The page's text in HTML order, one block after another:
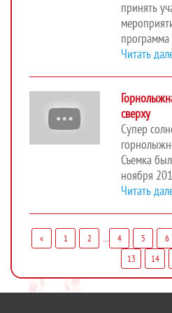
принять
программа
Читать
сверху
Супер
Съемка
ноября
Читать
« 1 2 ... 4 5 6
13 14